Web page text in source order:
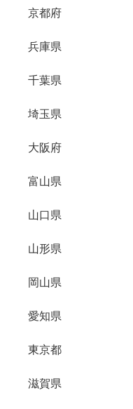
京都府
兵庫県
千葉県
埼玉県
大阪府
富山県
山口県
山形県
岡山県
愛知県
東京都
滋賀県